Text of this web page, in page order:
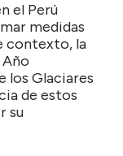
el Perú
medidas
contexto, la
los Glaciares
de estos
su